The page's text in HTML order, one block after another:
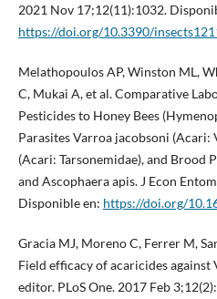
2021 Nov 17;12(11):1032.
https://doi.org/10.3390/
Melathopoulos AP, Winston ML,
C, Mukai A, et al. Comparative
Pesticides to Honey Bees
Parasites Varroa jacobsoni
(Acari: Tarsonemidae), and Brood
and Ascophaera apis. J Econ
Disponible en: https://doi.org/
Gracia MJ, Moreno C, Ferrer M,
Field efficacy of acaricides
editor. PLoS One. 2017 Feb